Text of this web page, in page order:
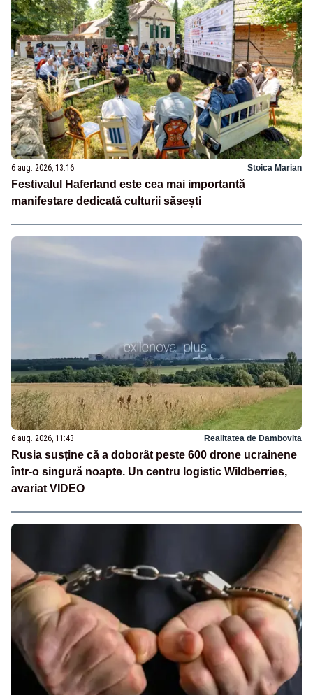
6 aug. 2026, 13:16 Stoica Marian
Festivalul Haferland este cea mai importantă
manifestare dedicată culturii săsești
6 aug. 2026, 11:43 Realitatea de Dambovita
Rusia susține că a doborât peste 600 drone ucrainene
într-o singură noapte. Un centru logistic Wildberries,
avariat VIDEO